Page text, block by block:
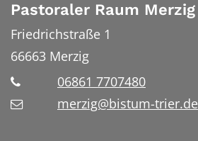
Pastoraler Raum Merzig
Friedrichstraße 1
66663 Merzig
06861 7707480
merzig@bistum-trier.de